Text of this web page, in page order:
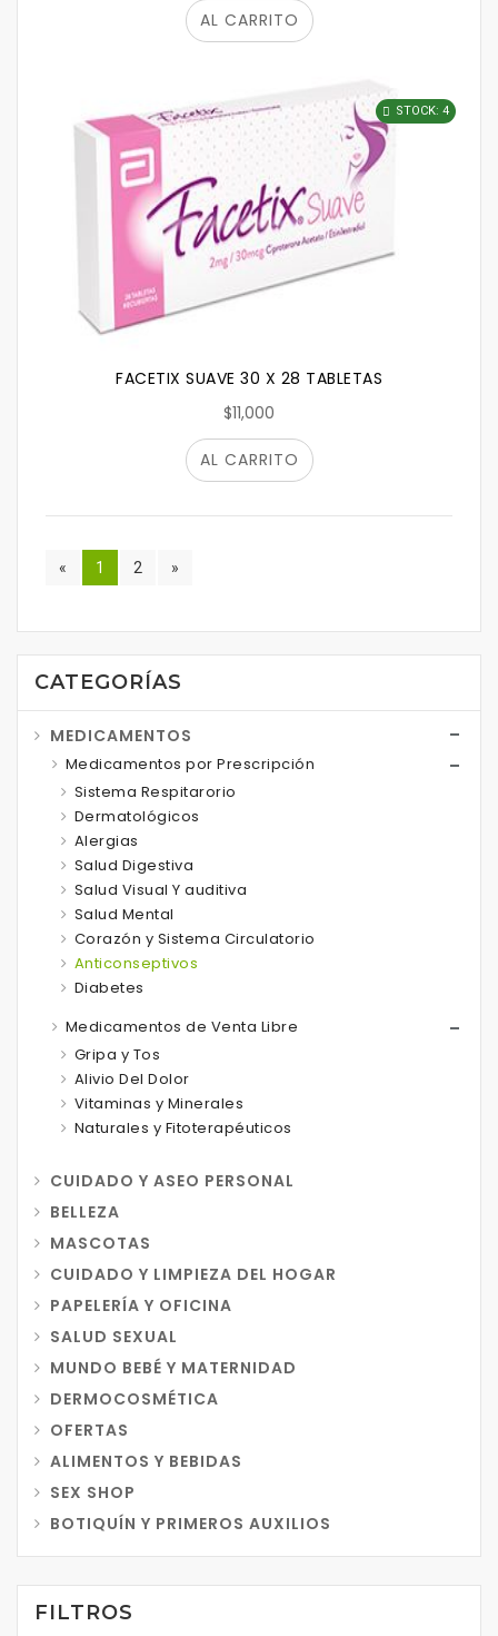
AL CARRITO
FACETIX SUAVE 30 X 28 TABLETAS
$11,000
STOCK: 4
AL CARRITO
« 1 2 »
CATEGORÍAS
MEDICAMENTOS
Medicamentos por Prescripción
Sistema Respitarorio
Dermatológicos
Alergias
Salud Digestiva
Salud Visual Y auditiva
Salud Mental
Corazón y Sistema Circulatorio
Anticonseptivos
Diabetes
Medicamentos de Venta Libre
Gripa y Tos
Alivio Del Dolor
Vitaminas y Minerales
Naturales y Fitoterapéuticos
CUIDADO Y ASEO PERSONAL
BELLEZA
MASCOTAS
CUIDADO Y LIMPIEZA DEL HOGAR
PAPELERÍA Y OFICINA
SALUD SEXUAL
MUNDO BEBÉ Y MATERNIDAD
DERMOCOSMÉTICA
OFERTAS
ALIMENTOS Y BEBIDAS
SEX SHOP
BOTIQUÍN Y PRIMEROS AUXILIOS
FILTROS